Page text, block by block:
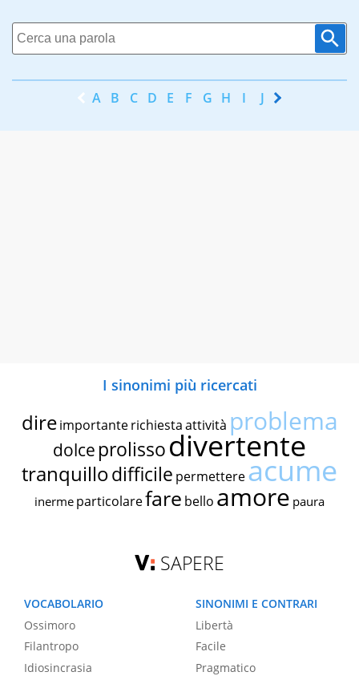
A B C D E F G H I J K
I sinonimi più ricercati
dire importante richiestaattività problema
dolce prolissodivertente
tranquillodifficile permettereacume
inerme particolarefare bello amore paura
SAPERE
VOCABOLARIO
Ossimoro
Filantropo
Idiosincrasia
SINONIMI E CONTRARI
Libertà
Facile
Pragmatico